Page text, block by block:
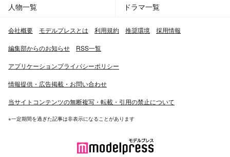
人物一覧 ドラマ一覧
会社概要 モデルプレスとは 利用規約 推奨環境 採用情報
編集部からのお知らせ RSS一覧
アプリケーションプライバシーポリシー
情報提供・広告掲載・お問い合わせ
当サイトコンテンツの無断複写・転載・引用の禁止について
※一定期間を過ぎた記事は非表示になることがあります